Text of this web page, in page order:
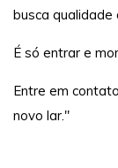
busca
É só entrar e
Entre em
novo lar."